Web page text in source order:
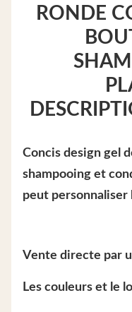
RONDE
Concis design gel
shampooing et
peut personnaliser
Vente directe par
Les couleurs et le